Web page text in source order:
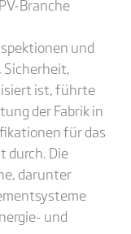
Branche
und
Sicherheit,
ist, führte
der Fabrik in
für das
durch. Die
darunter
und